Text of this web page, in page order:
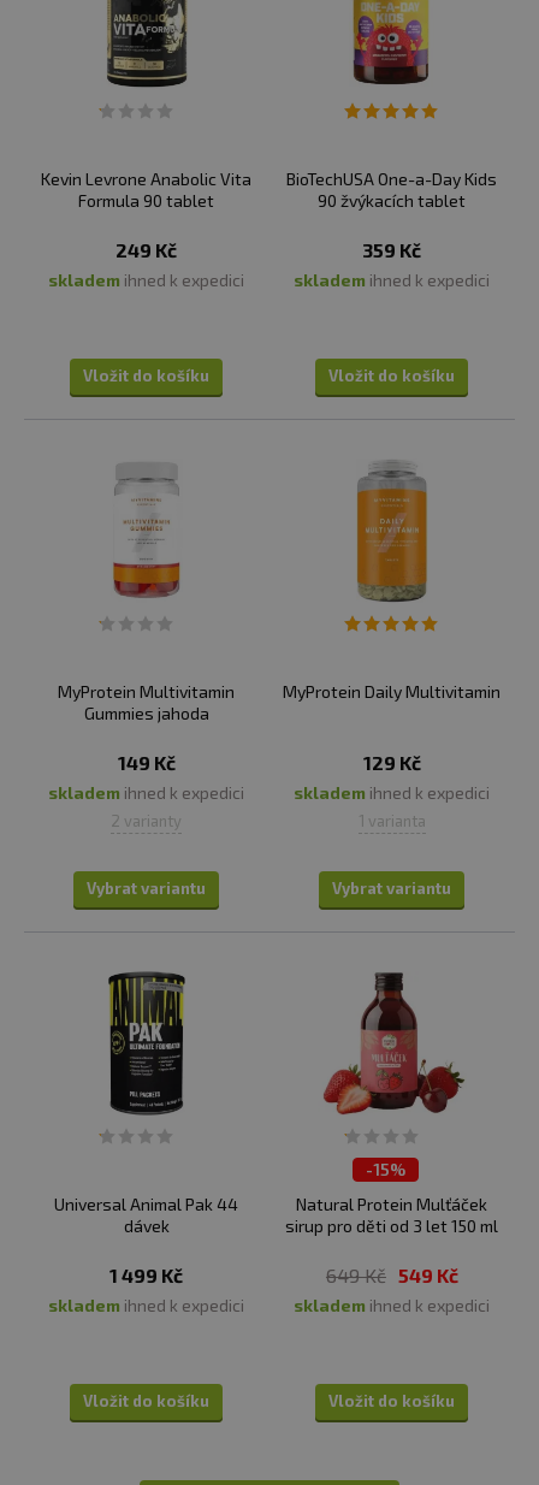
Kevin Levrone Anabolic Vita
Formula 90 tablet
249 Kč
skladem ihned k expedici
Vložit do košíku
BioTechUSA One-a-Day Kids
90 žvýkacích tablet
359 Kč
skladem ihned k expedici
Vložit do košíku
MyProtein Multivitamin
Gummies jahoda
149 Kč
skladem ihned k expedici
2 varianty
Vybrat variantu
MyProtein Daily Multivitamin
129 Kč
skladem ihned k expedici
1 varianta
Vybrat variantu
Universal Animal Pak 44
dávek
1 499 Kč
skladem ihned k expedici
Vložit do košíku
-15%
ČISTÍME SKLADY
Natural Protein Mulťáček
sirup pro děti od 3 let 150 ml
649 Kč 549 Kč
skladem ihned k expedici
Vložit do košíku